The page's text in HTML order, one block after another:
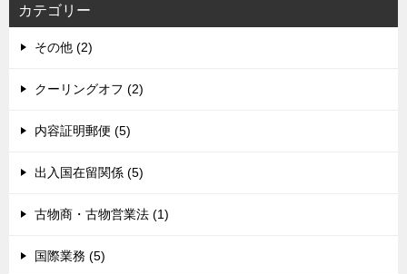
カテゴリー
その他 (2)
クーリングオフ (2)
内容証明郵便 (5)
出入国在留関係 (5)
古物商・古物営業法 (1)
国際業務 (5)